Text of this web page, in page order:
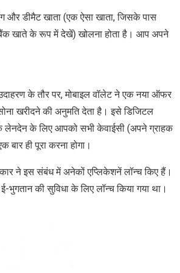
डीमैट खाता (एक ऐसा खाता, जिसके पास
खाते के रूप में देखें) खोलना होता है। आप अपने
के तौर पर, मोबाइल वॉलेट ने एक नया ऑफर
खरीदने की अनुमति देता है। इसे डिजिटल
लेनदेन के लिए आपको सभी केवाईसी (अपने ग्राहक
ही पूरा करना होगा।
ने इस संबंध में अनेकों एप्लिकेशनें लॉन्च किए हैं।
की सुविधा के लिए लॉन्च किया गया था।